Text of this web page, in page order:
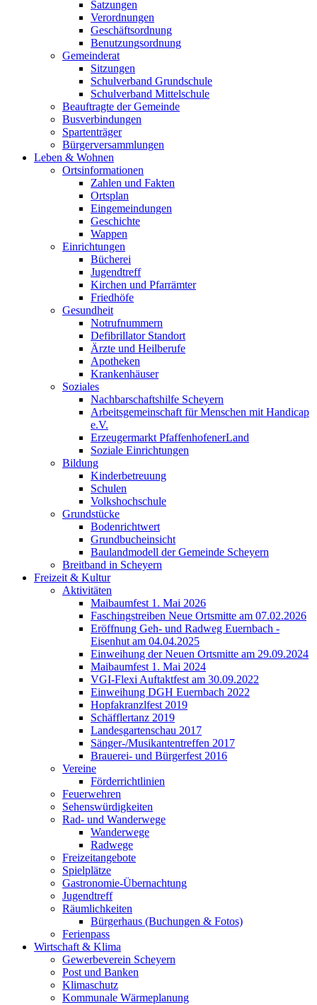
Satzungen
Verordnungen
Geschäftsordnung
Benutzungsordnung
Gemeinderat
Sitzungen
Schulverband Grundschule
Schulverband Mittelschule
Beauftragte der Gemeinde
Busverbindungen
Spartenträger
Bürgerversammlungen
Leben & Wohnen
Ortsinformationen
Zahlen und Fakten
Ortsplan
Eingemeindungen
Geschichte
Wappen
Einrichtungen
Bücherei
Jugendtreff
Kirchen und Pfarrämter
Friedhöfe
Gesundheit
Notrufnummern
Defibrillator Standort
Ärzte und Heilberufe
Apotheken
Krankenhäuser
Soziales
Nachbarschaftshilfe Scheyern
Arbeitsgemeinschaft für Menschen mit Handicap
e.V.
Erzeugermarkt PfaffenhofenerLand
Soziale Einrichtungen
Bildung
Kinderbetreuung
Schulen
Volkshochschule
Grundstücke
Bodenrichtwert
Grundbucheinsicht
Baulandmodell der Gemeinde Scheyern
Breitband in Scheyern
Freizeit & Kultur
Aktivitäten
Maibaumfest 1. Mai 2026
Faschingstreiben Neue Ortsmitte am 07.02.2026
Eröffnung Geh- und Radweg Euernbach -
Eisenhut am 04.04.2025
Einweihung der Neuen Ortsmitte am 29.09.2024
Maibaumfest 1. Mai 2024
VGI-Flexi Auftaktfest am 30.09.2022
Einweihung DGH Euernbach 2022
Hopfakranzlfest 2019
Schäfflertanz 2019
Landesgartenschau 2017
Sänger-/Musikantentreffen 2017
Brauerei- und Bürgerfest 2016
Vereine
Förderrichtlinien
Feuerwehren
Sehenswürdigkeiten
Rad- und Wanderwege
Wanderwege
Radwege
Freizeitangebote
Spielplätze
Gastronomie-Übernachtung
Jugendtreff
Räumlichkeiten
Bürgerhaus (Buchungen & Fotos)
Ferienpass
Wirtschaft & Klima
Gewerbeverein Scheyern
Post und Banken
Klimaschutz
Kommunale Wärmeplanung